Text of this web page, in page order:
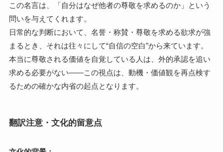
この名言は、「自分はなぜ他者の尊敬を求めるのか」という
問いを与えてくれます。
日常的な判断において、名誉・称賛・尊敬を求める欲求が強
まるとき、それは往々にして“自信の空白”から来ています。
本当に尊敬される価値を自覚している人は、外的承認を追い
求める必要がない――この視点は、動機・価値観を再点検す
るための確かな内省の起点となります。
翻訳注意・文化的留意点